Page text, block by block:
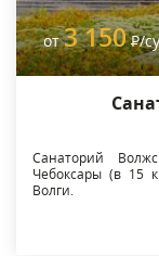
от3 150 Р/
Санаторий
Чебоксары (в 15
Волги.